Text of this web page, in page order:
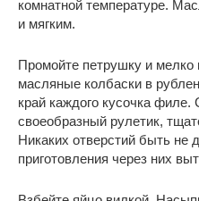
комнатной температуре.
и мягким.
Промойте петрушку и мелко
масляные колбаски в
край каждого кусочка филе.
своеобразный рулетик,
Никаких отверстий быть не
приготовления через них